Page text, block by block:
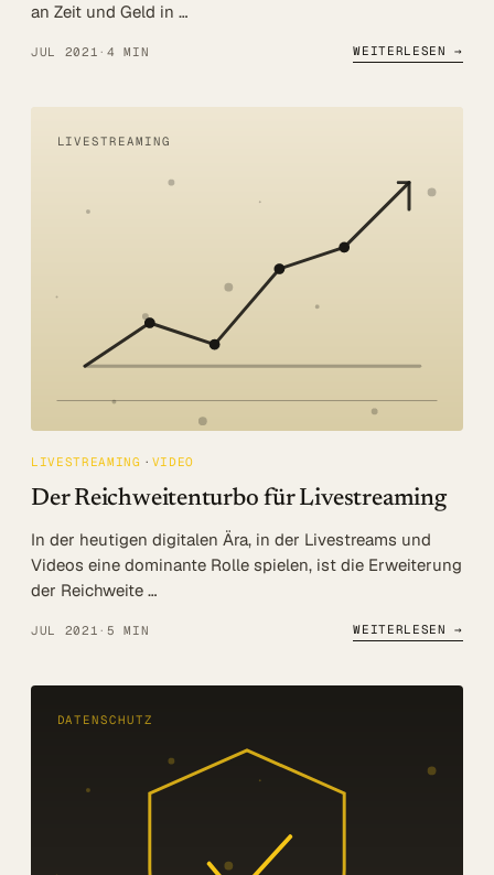
an Zeit und Geld in …
JUL 2021 · 4 MIN WEITERLESEN →
LIVESTREAMING
LIVESTREAMING VIDEO
Der Reichweitenturbo für Livestreaming
In der heutigen digitalen Ära, in der Livestreams und
Videos eine dominante Rolle spielen, ist die Erweiterung
der Reichweite …
JUL 2021 · 5 MIN WEITERLESEN →
DATENSCHUTZ